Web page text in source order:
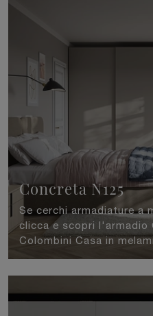
Concreta N125
Se cerchi armadiature a
clicca e scopri l'armadio
Colombini Casa in